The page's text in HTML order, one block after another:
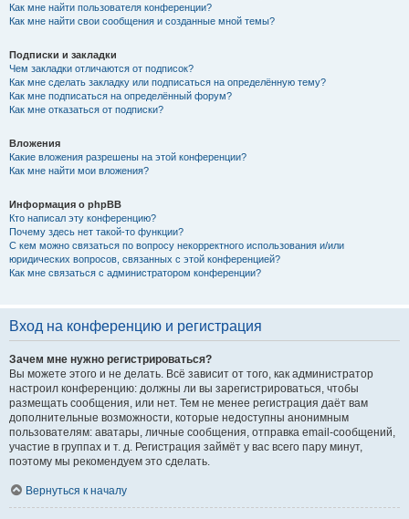
Как мне найти пользователя конференции?
Как мне найти свои сообщения и созданные мной темы?
Подписки и закладки
Чем закладки отличаются от подписок?
Как мне сделать закладку или подписаться на определённую тему?
Как мне подписаться на определённый форум?
Как мне отказаться от подписки?
Вложения
Какие вложения разрешены на этой конференции?
Как мне найти мои вложения?
Информация о phpBB
Кто написал эту конференцию?
Почему здесь нет такой-то функции?
С кем можно связаться по вопросу некорректного использования и/или
юридических вопросов, связанных с этой конференцией?
Как мне связаться с администратором конференции?
Вход на конференцию и регистрация
Зачем мне нужно регистрироваться?
Вы можете этого и не делать. Всё зависит от того, как администратор
настроил конференцию: должны ли вы зарегистрироваться, чтобы
размещать сообщения, или нет. Тем не менее регистрация даёт вам
дополнительные возможности, которые недоступны анонимным
пользователям: аватары, личные сообщения, отправка email-сообщений,
участие в группах и т. д. Регистрация займёт у вас всего пару минут,
поэтому мы рекомендуем это сделать.
Вернуться к началу